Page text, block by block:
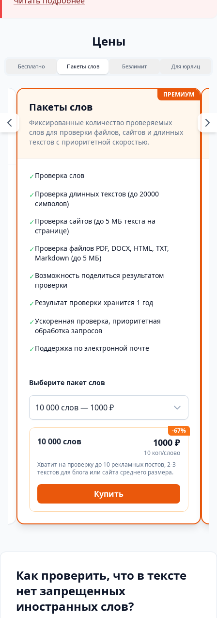
Цены
Бесплатно Пакеты слов Безлимит Для юрлиц
ПРЕМИУМ
Пакеты слов
Фиксированные количество проверяемых
слов для проверки файлов, сайтов и длинных
текстов с приоритетной скоростью.
✓Проверка слов
✓Проверка длинных текстов (до 20000
символов)
✓Проверка сайтов (до 5 МБ текста на
странице)
✓Проверка файлов PDF, DOCX, HTML, TXT,
Markdown (до 5 МБ)
✓Возможность поделиться результатом
проверки
✓Результат проверки хранится 1 год
✓Ускоренная проверка, приоритетная
обработка запросов
✓Поддержка по электронной почте
Выберите пакет слов
10 000 слов — 1000 ₽
-67%
10 000 слов 1000 ₽
10 коп/слово
Хватит на проверку до 10 рекламных постов, 2-3
текстов для блога или сайта среднего размера.
Купить
Как проверить, что в тексте
нет запрещенных
иностранных слов?